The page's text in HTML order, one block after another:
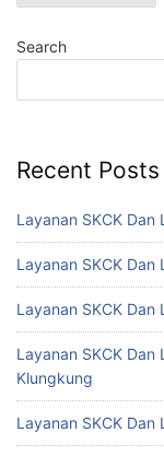
Search
Recent Posts
Layanan SKCK
Layanan SKCK
Layanan SKCK
Layanan SKCK
Klungkung
Layanan SKCK